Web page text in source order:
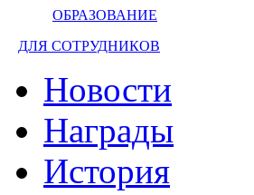
ОБРАЗОВАНИЕ
ДЛЯ СОТРУДНИКОВ
Новости
Награды
История